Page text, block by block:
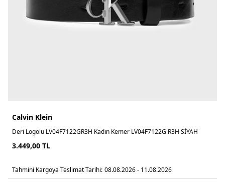
Calvin Klein
Deri Logolu LV04F7122GR3H Kadın Kemer LV04F7122G R3H SİYAH
3.449,00 TL
Tahmini Kargoya Teslimat Tarihi: 08.08.2026 - 11.08.2026